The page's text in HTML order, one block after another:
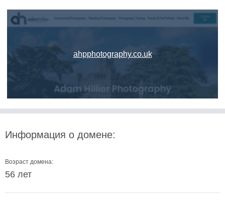
ahpphotography.co.uk
Информация о домене:
Возраст домена:
56 лет